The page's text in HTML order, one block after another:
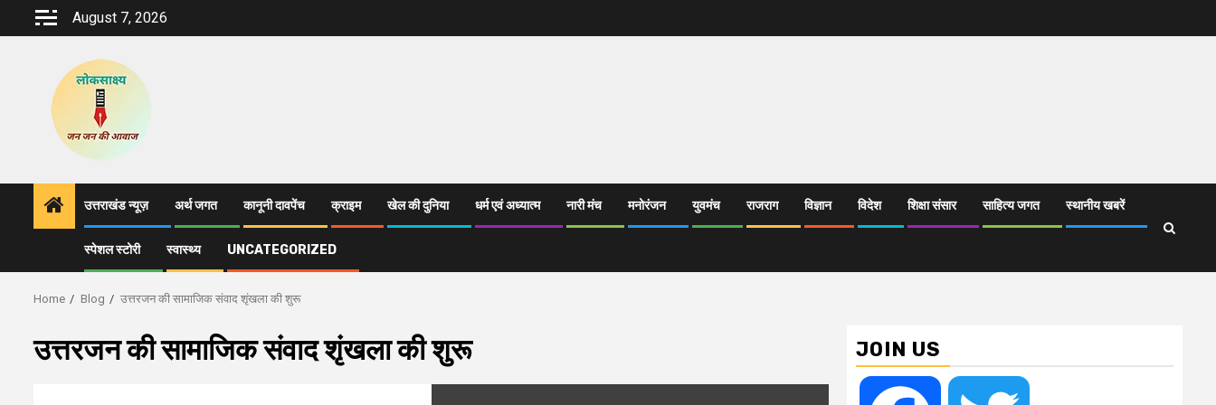
August 7, 2026
उत्तराखंड न्यूज़ अर्थ जगत कानूनी दावपेंच क्राइम खेल की दुनिया धर्म एवं अध्यात्म नारी मंच मनोरंजन युवमंच राजराग विज्ञान विदेश शिक्षा संसार साहित्य जगत स्थानीय खबरें
स्पेशल स्टोरी स्वास्थ्य UNCATEGORIZED
Home Blog उत्तरजन की सामाजिक संवाद शृंखला की शुरू
उत्तरजन की सामाजिक संवाद शृंखला की शुरू JOIN US